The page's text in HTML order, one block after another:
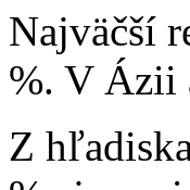
Najväčší
%. V Ázii
Z